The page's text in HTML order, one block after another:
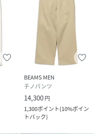
BEAMS MEN
チノパンツ
14,300円
1,300ポイント(10%ポイン
トバック)